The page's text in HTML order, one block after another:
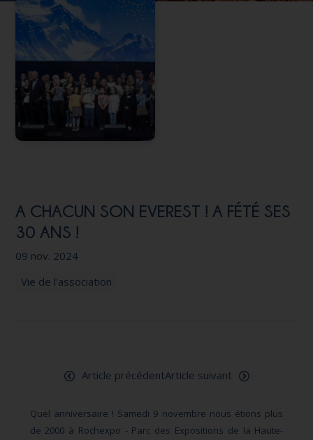
Nous soutenir
A CHACUN SON EVEREST ! A FÉTÉ SES
30 ANS !
09 nov. 2024
Vie de l'association
Article précédentArticle suivant
Quel anniversaire ! Samedi 9 novembre nous étions plus
de 2000 à Rochexpo - Parc des Expositions de la Haute-